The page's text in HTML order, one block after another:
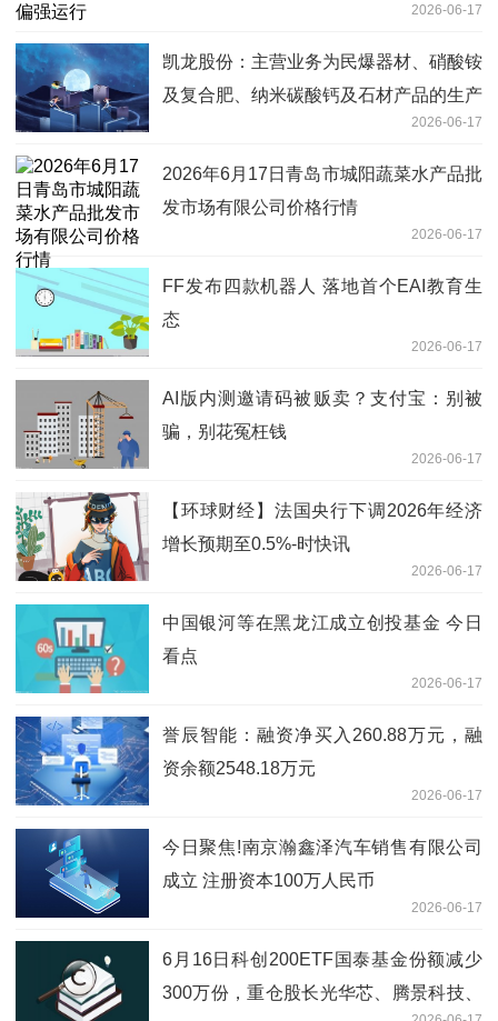
2026-06-17
凯龙股份：主营业务为民爆器材、硝酸铵
及复合肥、纳米碳酸钙及石材产品的生产
2026-06-17
2026年6月17日青岛市城阳蔬菜水产品批
发市场有限公司价格行情
2026-06-17
FF发布四款机器人 落地首个EAI教育生
态
2026-06-17
AI版内测邀请码被贩卖？支付宝：别被
骗，别花冤枉钱
2026-06-17
【环球财经】法国央行下调2026年经济
增长预期至0.5%-时快讯
2026-06-17
中国银河等在黑龙江成立创投基金 今日
看点
2026-06-17
誉辰智能：融资净买入260.88万元，融
资余额2548.18万元
2026-06-17
今日聚焦!南京瀚鑫泽汽车销售有限公司
成立 注册资本100万人民币
2026-06-17
6月16日科创200ETF国泰基金份额减少
300万份，重仓股长光华芯、腾景科技、